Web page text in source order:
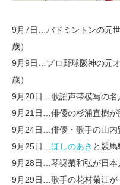
9月7日…バドミントンの元
歳）
9月9日…プロ野球阪神の元
歳）
9月20日…歌謡声帯模写の名
9月21日…俳優の杉浦直樹が
9月24日…俳優・歌手の山内
9月25日… ほしのあき と競
9月28日…琴奨菊和弘が日本
9月29日…歌手の花村菊江が